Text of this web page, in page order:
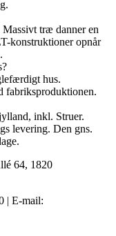
træ danner en
konstruktioner opnår
hus.
fabriksproduktionen.
inkl. Struer.
levering. Den gns.
64, 1820
| E-mail: